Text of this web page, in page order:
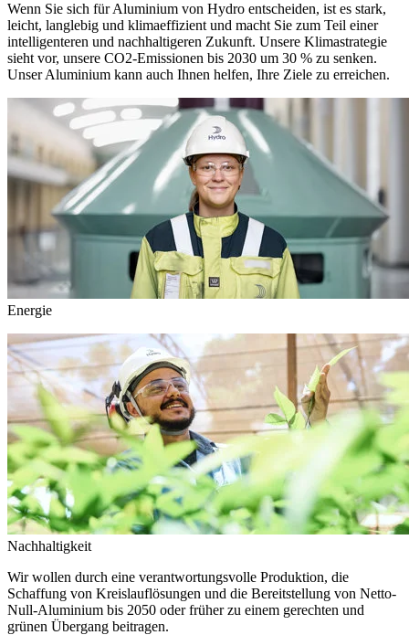
Wenn Sie sich für Aluminium von Hydro entscheiden, ist es stark,
leicht, langlebig und klimaeffizient und macht Sie zum Teil einer
intelligenteren und nachhaltigeren Zukunft. Unsere Klimastrategie
sieht vor, unsere CO2-Emissionen bis 2030 um 30 % zu senken.
Unser Aluminium kann auch Ihnen helfen, Ihre Ziele zu erreichen.
Energie
Nachhaltigkeit
Wir wollen durch eine verantwortungsvolle Produktion, die
Schaffung von Kreislauflösungen und die Bereitstellung von Netto-
Null-Aluminium bis 2050 oder früher zu einem gerechten und
grünen Übergang beitragen.